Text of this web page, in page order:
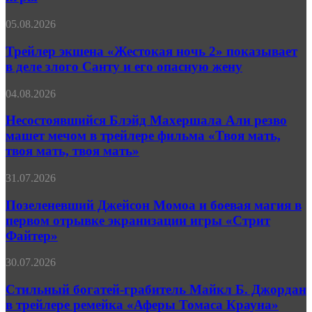
здесь»
полностью
изменить
правила
игры
Трейлер
«Жестокая
ночь 2»
показывает
деле
Санту
и
его
жену
05.08.2026
Трейлер экшена «Жестокая ночь 2» показывает
в деле злого Санту и его опасную жену
Несостоявшийся
Махершала
резво
машет
в
фильма
«Твоя
мать,
твоя
мать,
твоя
04.08.2026
Несостоявшийся Блэйд Махершала Али резво
машет мечом в трейлере фильма «Твоя мать,
твоя мать, твоя мать»
Позеленевший
Момоа
и
боевая
магия
первом
экранизации
игры
31.07.2026
Позеленевший Джейсон Момоа и боевая магия в
первом отрывке экранизации игры «Стрит
Файтер»
Стильный
грабитель
Майкл
30.07.2026
Стильный богатей-грабитель Майкл Б. Джордан
в трейлере ремейка «Аферы Томаса Крауна»